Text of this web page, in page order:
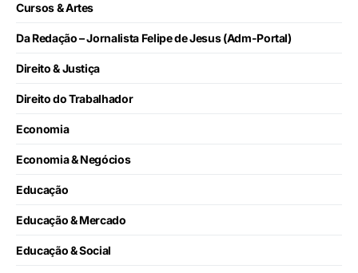
Cursos & Artes
Da Redação – Jornalista Felipe de Jesus (Adm-Portal)
Direito & Justiça
Direito do Trabalhador
Economia
Economia & Negócios
Educação
Educação & Mercado
Educação & Social